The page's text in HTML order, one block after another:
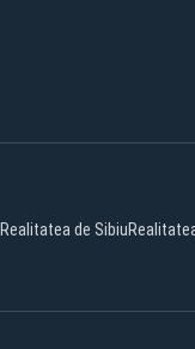
Realitatea de Sibiu